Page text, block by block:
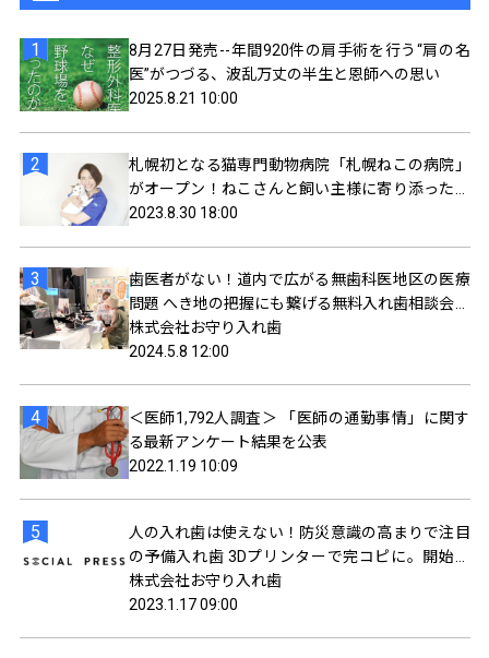
8月27日発売--年間920件の肩手術を行う“肩の名
医”がつづる、波乱万丈の半生と恩師への思い
2025.8.21 10:00
札幌初となる猫専門動物病院「札幌ねこの病院」
がオープン！ねこさんと飼い主様に寄り添ったサ
ービスを提供
2023.8.30 18:00
歯医者がない！道内で広がる無歯科医地区の医療
問題 へき地の把握にも繋げる無料入れ歯相談会、
5/12（日）に札幌で開催
株式会社お守り入れ歯
2024.5.8 12:00
＜医師1,792人調査＞ 「医師の通勤事情」に関す
る最新アンケート結果を公表
2022.1.19 10:09
人の入れ歯は使えない！防災意識の高まりで注目
の予備入れ歯 3Dプリンターで完コピに。開始か
ら500個突破！
株式会社お守り入れ歯
2023.1.17 09:00